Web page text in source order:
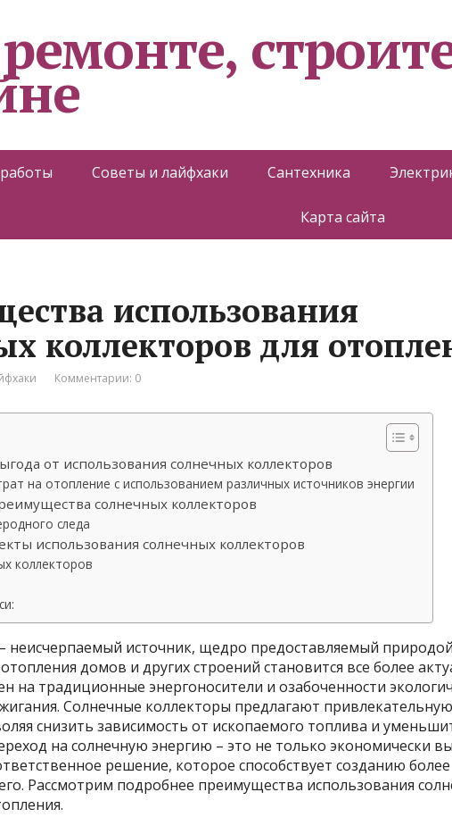
Советы и лайфхаки Сантехника
Карта сайта
использования
коллекторов для
Комментарии: 0
от использования солнечных коллекторов
на отопление с использованием различных источников энергии
солнечных коллекторов
следа
использования солнечных коллекторов
коллекторов
неисчерпаемый источник, щедро предоставляемый
домов и других строений становится все более
на традиционные энергоносители и озабоченности
Солнечные коллекторы предлагают привлекательную
снизить зависимость от ископаемого топлива и
на солнечную энергию – это не только экономически
решение, которое способствует созданию более
Рассмотрим подробнее преимущества использования